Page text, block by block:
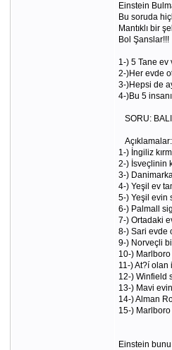
Einstein
Bu soruda
Mantıklı bir
Bol Şanslar!!!
1-) 5 Tane ev
2-)Her evde
3-)Hepsi de
4-)Bu 5
SORU:
Açıklamalar:
1-) İngiliz
2-) İsveçlinin
3-)
4-) Yeşil ev
5-) Yeşil evin
6-) Palmall
7-) Ortadaki
8-) Sari evde
9-) Norveçli
10-)
11-) At?í olan
12-) Winfield
13-) Mavi
14-) Alman
15-)
Einstein